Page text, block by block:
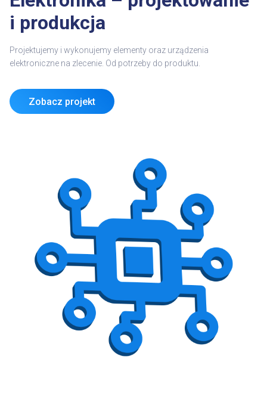
i produkcja
Projektujemy i wykonujemy elementy oraz urządzenia
elektroniczne na zlecenie. Od potrzeby do produktu.
Zobacz projekt